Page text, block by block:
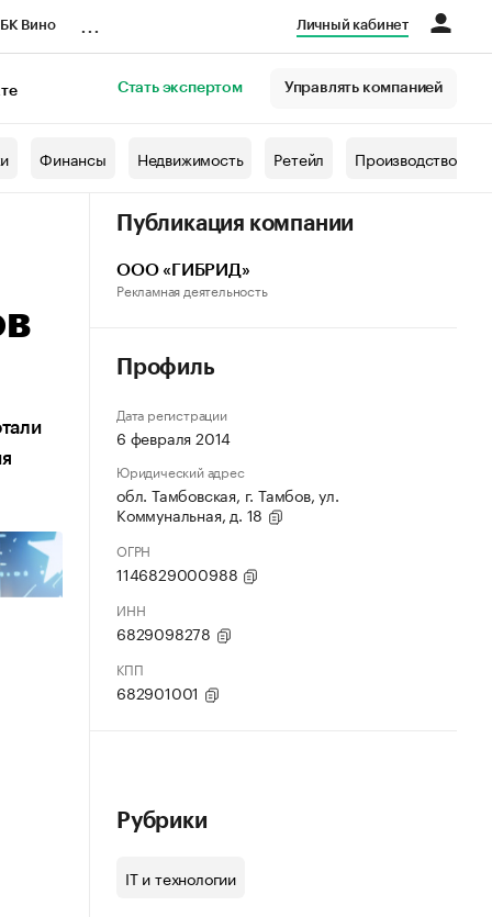
Вино Личный кабинет
Стать экспертом Управлять компанией
Финансы Недвижимость Ретейл Производство
Публикация компании
ООО «ГИБРИД»
Рекламная деятельность
Профиль
Дата регистрации
6 февраля 2014
Юридический адрес
обл. Тамбовская, г. Тамбов, ул.
Коммунальная, д. 18
ОГРН
1146829000988
ИНН
6829098278
КПП
682901001
Рубрики
IT и технологии